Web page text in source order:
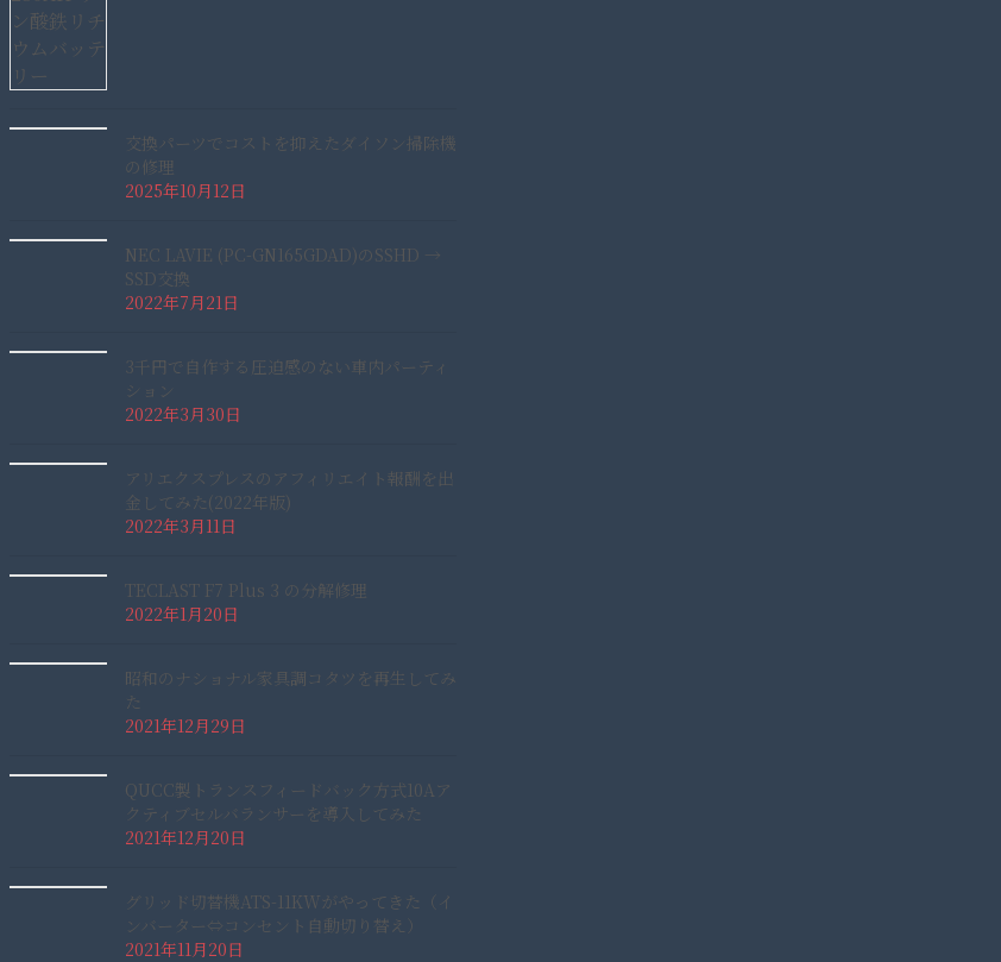
交換パーツでコストを抑えたダイソン掃除機
の修理
2025年10月12日
NEC LAVIE (PC-GN165GDAD)のSSHD →
SSD交換
2022年7月21日
3千円で自作する圧迫感のない車内パーティ
ション
2022年3月30日
アリエクスプレスのアフィリエイト報酬を出
金してみた(2022年版)
2022年3月11日
TECLAST F7 Plus 3 の分解修理
2022年1月20日
昭和のナショナル家具調コタツを再生してみ
た
2021年12月29日
QUCC製トランスフィードバック方式10Aア
クティブセルバランサーを導入してみた
2021年12月20日
グリッド切替機ATS-11KWがやってきた（イ
ンバーター⇔コンセント自動切り替え）
2021年11月20日